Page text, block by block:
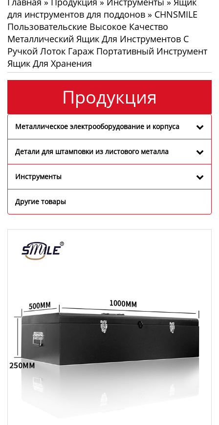
для инструментов для поддонов » CHNSMILE
Пользовательские Высокое Качество
Металлический Ящик Для Инструментов С
Ручкой Лоток Гараж Портативный Инструмент
Ящик Для Хранения
Продукция
Металлическое электрооборудование и корпуса
Детали для штамповки из листового металла
Инструменты
Другие товары